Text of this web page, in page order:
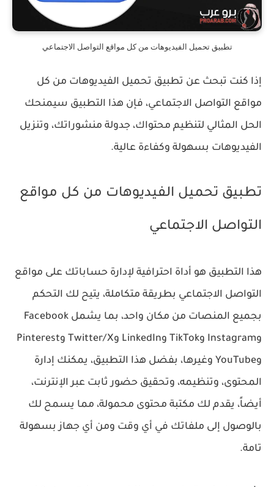
تطبيق تحميل الفيديوهات من كل مواقع التواصل الاجتماعي
إذا كنت تبحث عن تطبيق تحميل الفيديوهات من كل
مواقع التواصل الاجتماعي، فإن هذا التطبيق سيمنحك
الحل المثالي لتنظيم محتواك، جدولة منشوراتك، وتنزيل
الفيديوهات بسهولة وكفاءة عالية.
تطبيق تحميل الفيديوهات من كل مواقع
التواصل الاجتماعي
هذا التطبيق هو أداة احترافية لإدارة حساباتك على مواقع
التواصل الاجتماعي بطريقة متكاملة، يتيح لك التحكم
بجميع المنصات من مكان واحد، بما يشمل Facebook
وInstagram وTikTok وLinkedIn وTwitter/X وPinterest
وYouTube وغيرها، بفضل هذا التطبيق، يمكنك إدارة
المحتوى، وتنظيمه، وتحقيق حضور ثابت عبر الإنترنت،
أيضاً، يقدم لك مكتبة محتوى محمولة، مما يسمح لك
بالوصول إلى ملفاتك في أي وقت ومن أي جهاز بسهولة
تامة.